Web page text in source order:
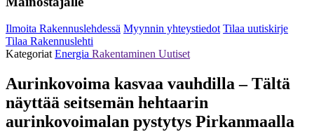
Ilmoita Rakennuslehdessä Myynnin yhteystiedot Tilaa uutiskirje
Tilaa Rakennuslehti
KategoriatEnergia Rakentaminen Uutiset
Aurinkovoima kasvaa vauhdilla – Tältä
näyttää seitsemän hehtaarin
aurinkovoimalan pystytys Pirkanmaalla